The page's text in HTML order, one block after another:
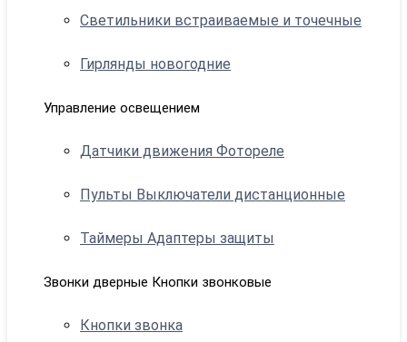
Светильники встраиваемые и точечные
Гирлянды новогодние
Управление освещением
Датчики движения Фотореле
Пульты Выключатели дистанционные
Таймеры Адаптеры защиты
Звонки дверные Кнопки звонковые
Кнопки звонка